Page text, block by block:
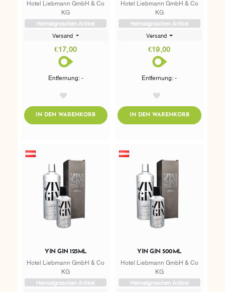
Hotel Liebmann GmbH & Co
KG
Heimatgroschen Artikel
Versand
€17,00
Entfernung: -
IN DEN WARENKORBADDTOCART
Hotel Liebmann GmbH & Co
KG
Heimatgroschen Artikel
Versand
€19,00
Entfernung: -
IN DEN WARENKORBADDTOCART
YIN GIN 125ML
Hotel Liebmann GmbH & Co
KG
Heimatgroschen Artikel
YIN GIN 500ML
Hotel Liebmann GmbH & Co
KG
Heimatgroschen Artikel